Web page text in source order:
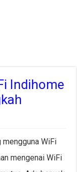
Indihome
mengguna WiFi
mengenai WiFi